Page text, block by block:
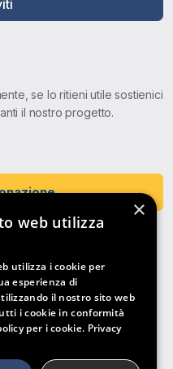
se lo ritieni utile sostienici
il nostro progetto.
×
web utilizza
utilizza i cookie per
esperienza di
il nostro sito web
i cookie in conformità
per i cookie. Privacy